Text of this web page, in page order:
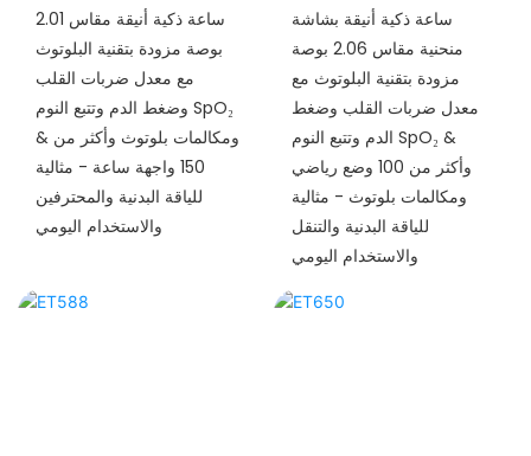
ساعة ذكية أنيقة مقاس 2.01
بوصة مزودة بتقنية البلوتوث
مع معدل ضربات القلب
وضغط الدم وتتبع النوم SpO₂
& ومكالمات بلوتوث وأكثر من
150 واجهة ساعة - مثالية
للياقة البدنية والمحترفين
والاستخدام اليومي
ساعة ذكية أنيقة بشاشة
منحنية مقاس 2.06 بوصة
مزودة بتقنية البلوتوث مع
معدل ضربات القلب وضغط
الدم وتتبع النوم SpO₂ &
وأكثر من 100 وضع رياضي
ومكالمات بلوتوث - مثالية
للياقة البدنية والتنقل
والاستخدام اليومي